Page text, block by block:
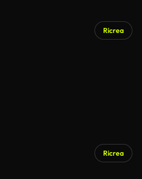
Ricrea
Ricrea